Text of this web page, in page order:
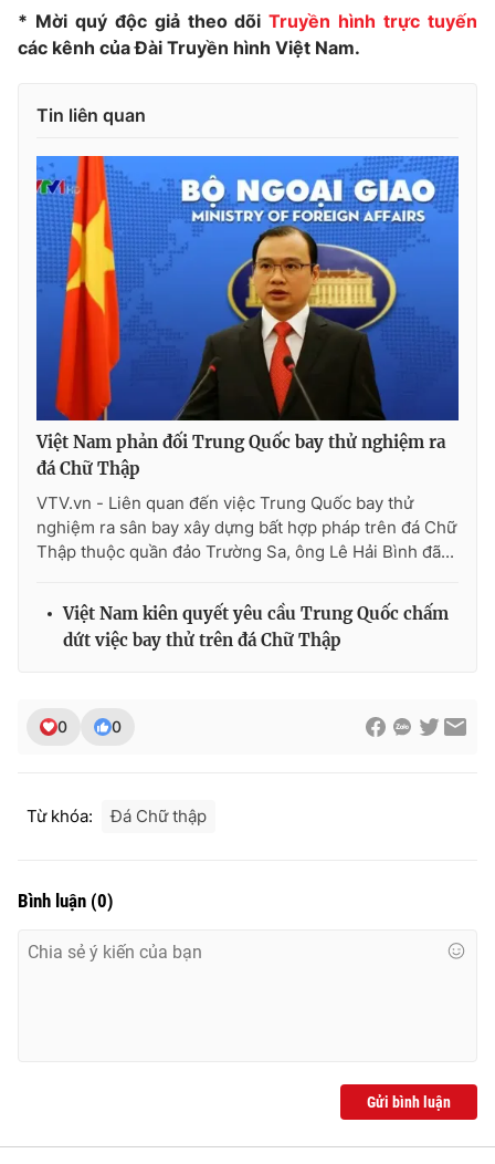
* Mời quý độc giả theo dõiTruyền hình trực tuyến
các kênh của Đài Truyền hình Việt Nam.
Tin liên quan
Việt Nam phản đối Trung Quốc bay thử nghiệm ra
đá Chữ Thập
VTV.vn - Liên quan đến việc Trung Quốc bay thử
nghiệm ra sân bay xây dựng bất hợp pháp trên đá Chữ
Thập thuộc quần đảo Trường Sa, ông Lê Hải Bình đã...
Việt Nam kiên quyết yêu cầu Trung Quốc chấm
dứt việc bay thử trên đá Chữ Thập
0 0
Từ khóa: Đá Chữ thập
Bình luận (0)
Gửi bình luận